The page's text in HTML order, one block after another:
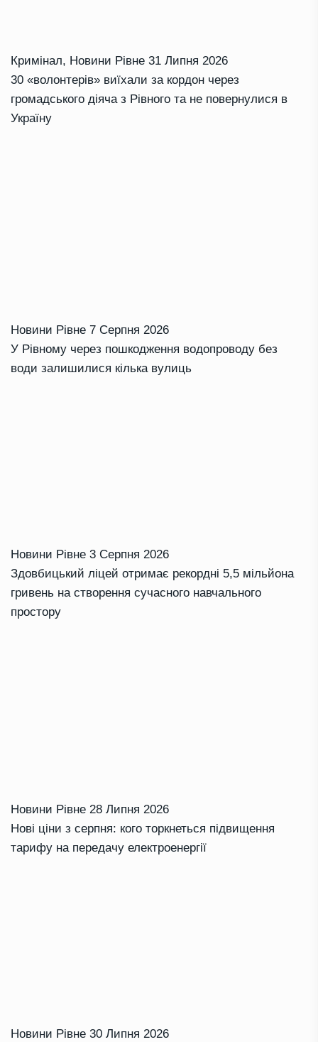
Кримінал, Новини Рівне 31 Липня 2026
30 «волонтерів» виїхали за кордон через
громадського діяча з Рівного та не повернулися в
Україну
Новини Рівне 7 Серпня 2026
У Рівному через пошкодження водопроводу без
води залишилися кілька вулиць
Новини Рівне 3 Серпня 2026
Здовбицький ліцей отримає рекордні 5,5 мільйона
гривень на створення сучасного навчального
простору
Новини Рівне 28 Липня 2026
Нові ціни з серпня: кого торкнеться підвищення
тарифу на передачу електроенергії
Новини Рівне 30 Липня 2026